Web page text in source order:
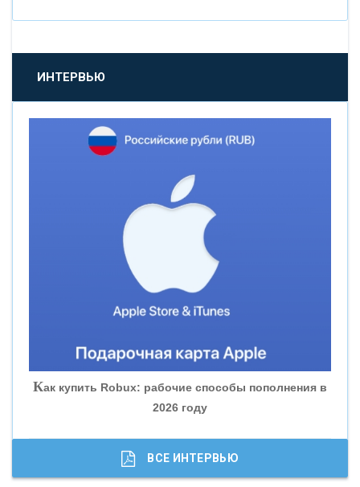
«БАНК САНКТ-ПЕТЕРБУРГ»
«ПРОМСВЯЗЬБАНК»
«НОВИКОМБАНК»
«ВНЕШПРОМБАНК»
«БАНК ГЛОБЭКС»
«СОВКОМБАНК»
«ГАЗПРОМБАНК»
ИНТЕРВЬЮ
Как купить Robux: рабочие способы пополнения в
2026 году
ВСЕ ИНТЕРВЬЮ